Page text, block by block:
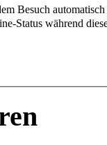
Besuch automatisch
Status während